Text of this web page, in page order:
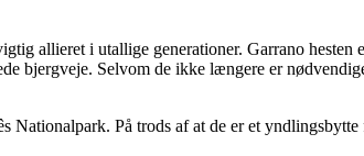
allieret i utallige generationer. Garrano hesten
bjergveje. Selvom de ikke længere er
Nationalpark. På trods af at de er et